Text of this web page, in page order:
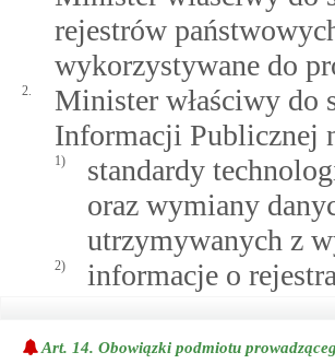
rejestrów
wykorzystywane do
2.
Minister właściwy
Informacji Publicznej
1)
standardy
oraz wymiany
utrzymywanych z
2) informacje o
Art. 14. Obowiązki podmiotu